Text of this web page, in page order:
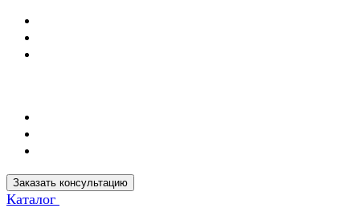
Заказать консультацию
Каталог